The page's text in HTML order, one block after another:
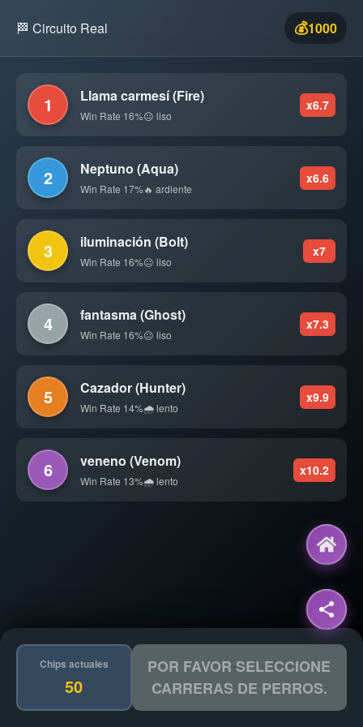
🏁 Circuito Real 💰1000
1 Llama carmesí (Fire)
Win Rate 16%😐 liso
x6.7
2 Neptuno (Aqua)
Win Rate 17%🔥 ardiente
x6.6
3 iluminación (Bolt)
Win Rate 16%😐 liso
x7
4 fantasma (Ghost)
Win Rate 16%😐 liso
x7.3
5 Cazador (Hunter)
Win Rate 14%🌧️ lento
x9.9
6 veneno (Venom)
Win Rate 13%🌧️ lento
x10.2
Chips actuales
50
POR FAVOR SELECCIONE
CARRERAS DE PERROS.